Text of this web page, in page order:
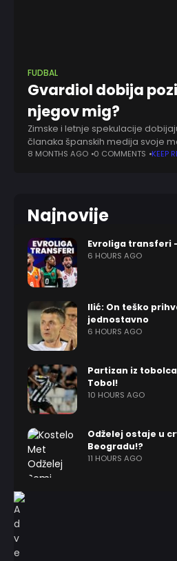
FUDBAL
Gvardiol dobija
njegov mig?
Zimske i letnje spekulacije
članaka španskih medija svoje
Gvardiol. Pravo iz vedra neba
8 MONTHS AGO 0 COMMENTS KEEP
Najnovije
Evroliga transferi
6 HOURS AGO
Ilić: On teško
jednostavno
6 HOURS AGO
Partizan iz
Tobol!
10 HOURS AGO
Odželej ostaje u
Beogradu!?
11 HOURS AGO